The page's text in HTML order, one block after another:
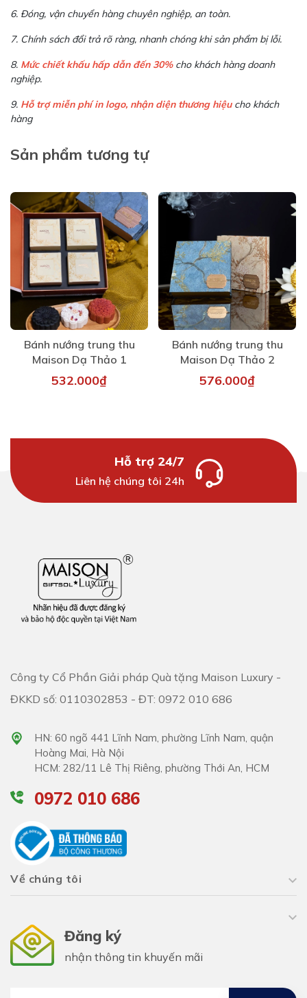
6. Đóng, vận chuyển hàng chuyên nghiệp, an toàn.
7. Chính sách đổi trả rõ ràng, nhanh chóng khi sản phẩm bị lỗi.
8. Mức chiết khấu hấp dẫn đến 30%cho khách hàng doanh
nghiệp.
9. Hỗ trợ miễn phí in logo, nhận diện thương hiệucho khách
hàng
Sản phẩm tương tự
Bánh nướng trung thu
Maison Dạ Thảo 1
532.000₫
Bánh nướng trung thu
Maison Dạ Thảo 2
576.000₫
Hỗ trợ 24/7
Liên hệ chúng tôi 24h
Công ty Cổ Phần Giải pháp Quà tặng Maison Luxury -
ĐKKD số: 0110302853 - ĐT: 0972 010 686
HN: 60 ngõ 441 Lĩnh Nam, phường Lĩnh Nam, quận
Hoàng Mai, Hà Nội
HCM: 282/11 Lê Thị Riêng, phường Thới An, HCM
0972 010 686
Về chúng tôi
Đăng ký
nhận thông tin khuyến mãi